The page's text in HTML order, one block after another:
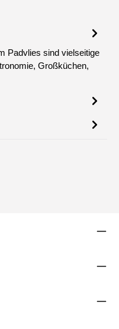
Padvlies sind vielseitige
Großküchen,